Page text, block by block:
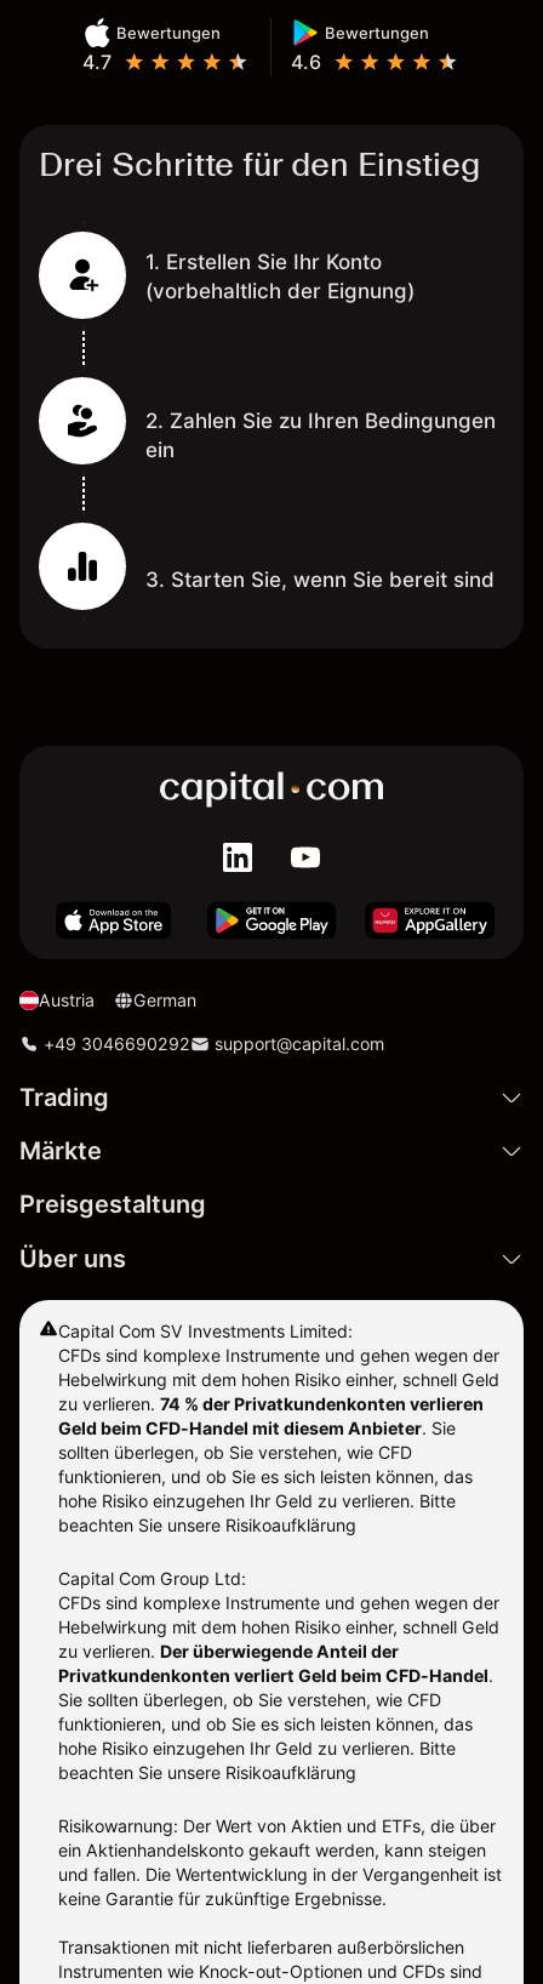
Bewertungen
4.7
Bewertungen
4.6
Drei Schritte für den Einstieg
1. Erstellen Sie Ihr Konto
(vorbehaltlich der Eignung)
2. Zahlen Sie zu Ihren Bedingungen
ein
3. Starten Sie, wenn Sie bereit sind
Austria German
+49 3046690292 support@capital.com
Trading
Märkte
Preisgestaltung
Über uns
Capital Com SV Investments Limited:
CFDs sind komplexe Instrumente und gehen wegen der
Hebelwirkung mit dem hohen Risiko einher, schnell Geld
zu verlieren. 74 % der Privatkundenkonten verlieren
Geld beim CFD-Handel mit diesem Anbieter. Sie
sollten überlegen, ob Sie verstehen, wie CFD
funktionieren, und ob Sie es sich leisten können, das
hohe Risiko einzugehen Ihr Geld zu verlieren. Bitte
beachten Sie unsere Risikoaufklärung
Capital Com Group Ltd:
CFDs sind komplexe Instrumente und gehen wegen der
Hebelwirkung mit dem hohen Risiko einher, schnell Geld
zu verlieren. Der überwiegende Anteil der
Privatkundenkonten verliert Geld beim CFD-Handel.
Sie sollten überlegen, ob Sie verstehen, wie CFD
funktionieren, und ob Sie es sich leisten können, das
hohe Risiko einzugehen Ihr Geld zu verlieren. Bitte
beachten Sie unsere Risikoaufklärung
Risikowarnung: Der Wert von Aktien und ETFs, die über
ein Aktienhandelskonto gekauft werden, kann steigen
und fallen. Die Wertentwicklung in der Vergangenheit ist
keine Garantie für zukünftige Ergebnisse.
Transaktionen mit nicht lieferbaren außerbörslichen
Instrumenten wie Knock-out-Optionen und CFDs sind